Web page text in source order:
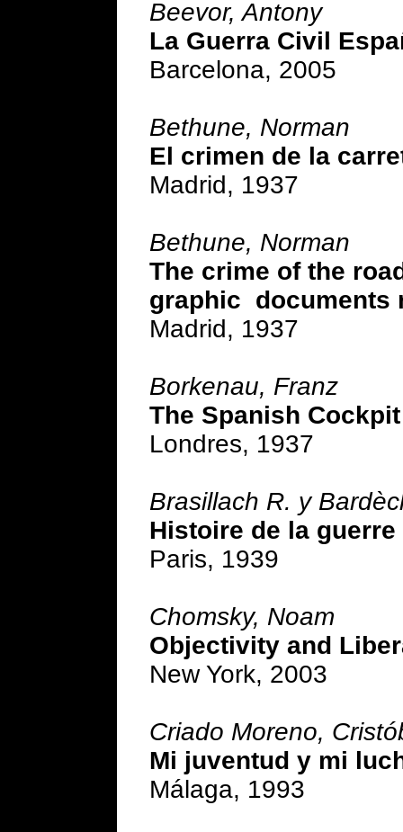
Beevor, Antony
La Guerra Civil
Barcelona, 2005
Bethune, Norman
El crimen de la
Madrid, 1937
Bethune, Norman
The crime of the
graphic documents
Madrid, 1937
Borkenau, Franz
The Spanish Cockpit
Londres, 1937
Brasillach R. y
Histoire de la guerre
Paris, 1939
Chomsky, Noam
Objectivity and
New York, 2003
Criado Moreno,
Mi juventud y mi
Málaga, 1993